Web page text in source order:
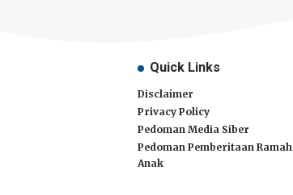
Quick Links
Disclaimer
Privacy Policy
Pedoman Media Siber
Pedoman Pemberitaan Ramah
Anak